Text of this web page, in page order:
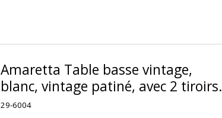
Amaretta Table basse vintage,
blanc, vintage patiné, avec 2 tiroirs.
29-6004